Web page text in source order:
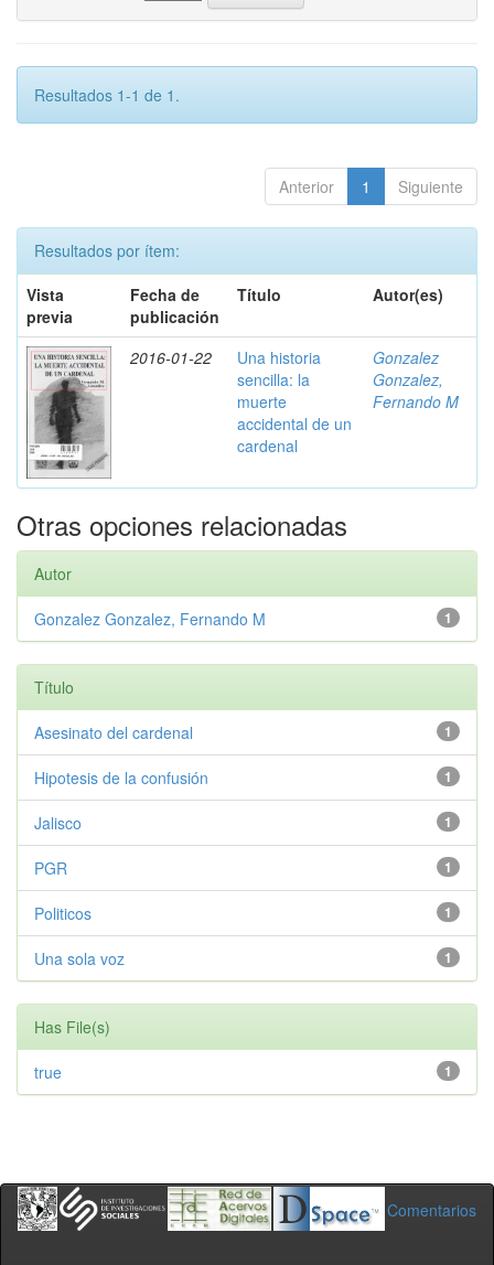
Resultados 1-1 de 1.
Anterior 1 Siguiente
Resultados por ítem:
Vista
previa
Fecha de
publicación
Título Autor(es)
2016-01-22
Una historia
sencilla: la
muerte
accidental de un
cardenal
Gonzalez
Gonzalez,
Fernando M
Otras opciones relacionadas
Autor
1
Gonzalez Gonzalez, Fernando M
Título
1
Asesinato del cardenal
1
Hipotesis de la confusión
1
Jalisco
1
PGR
1
Politicos
1
Una sola voz
Has File(s)
1
true
Comentarios